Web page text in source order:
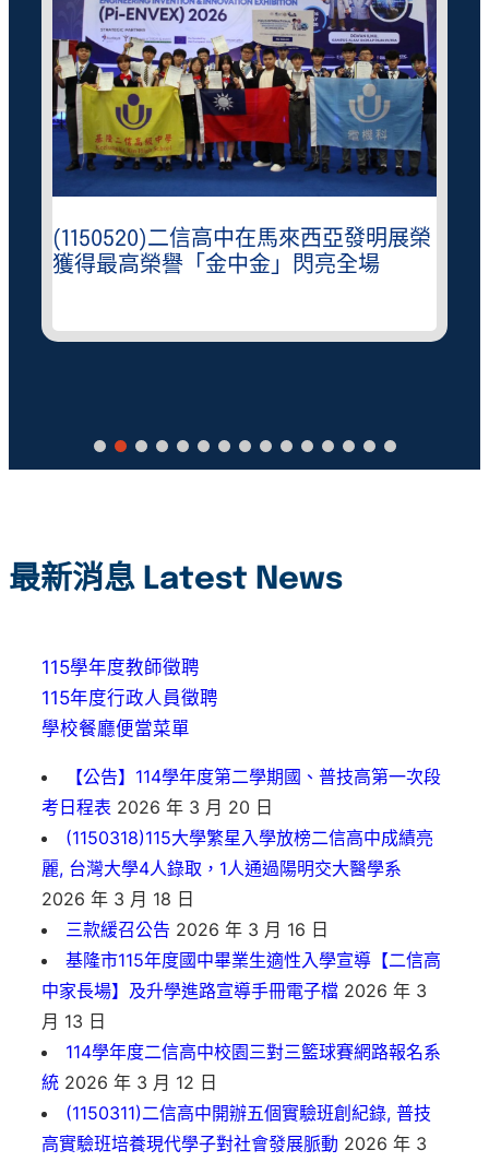
(1150520)二信高中在馬來西亞發明展榮
獲得最高榮譽「金中金」閃亮全場
最新消息 Latest News
115學年度教師徵聘
115年度行政人員徵聘
學校餐廳便當菜單
【公告】114學年度第二學期國、普技高第一次段
考日程表 2026 年 3 月 20 日
(1150318)115大學繁星入學放榜二信高中成績亮
麗, 台灣大學4人錄取，1人通過陽明交大醫學系
2026 年 3 月 18 日
三款緩召公告 2026 年 3 月 16 日
基隆市115年度國中畢業生適性入學宣導【二信高
中家長場】及升學進路宣導手冊電子檔 2026 年 3
月 13 日
114學年度二信高中校園三對三籃球賽網路報名系
統 2026 年 3 月 12 日
(1150311)二信高中開辦五個實驗班創紀錄, 普技
高實驗班培養現代學子對社會發展脈動 2026 年 3